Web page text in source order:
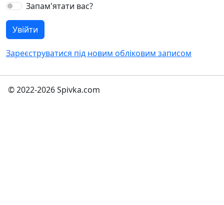
Запам'ятати вас?
Зареєструватися під новим обліковим записом
© 2022-2026 Spivka.com